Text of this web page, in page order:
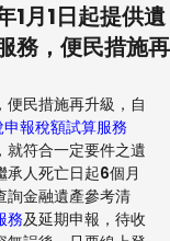
1月1日起提供遺
務，便民措施再
民措施再升級，自
報稅額試算服務
就符合一定要件之遺
承人死亡日起6個月
詢金融遺產參考清
務及延期申報，待收